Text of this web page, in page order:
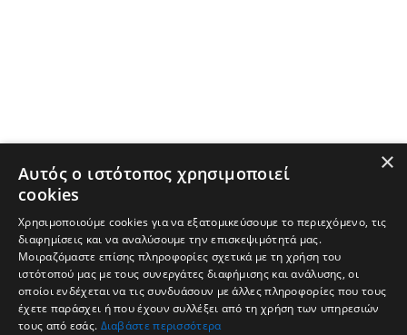
×
Αυτός ο ιστότοπος χρησιμοποιεί
cookies
Χρησιμοποιούμε cookies για να εξατομικεύσουμε το περιεχόμενο, τις
διαφημίσεις και να αναλύσουμε την επισκεψιμότητά μας.
Μοιραζόμαστε επίσης πληροφορίες σχετικά με τη χρήση του
ιστότοπού μας με τους συνεργάτες διαφήμισης και ανάλυσης, οι
οποίοι ενδέχεται να τις συνδυάσουν με άλλες πληροφορίες που τους
έχετε παράσχει ή που έχουν συλλέξει από τη χρήση των υπηρεσιών
τους από εσάς. Διαβάστε περισσότερα